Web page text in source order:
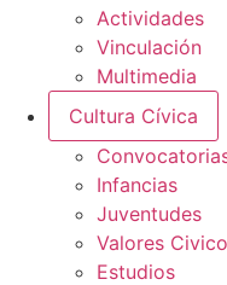
Actividades
Vinculación
Multimedia
Cultura Cívica
Infancias
Juventudes
Valores
Estudios